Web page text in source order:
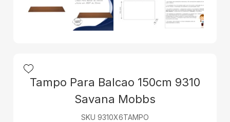
Tampo Para Balcao 150cm 9310
Savana Mobbs
SKU 9310X6TAMPO